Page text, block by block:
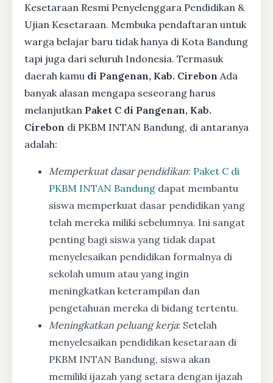
Kesetaraan Resmi Penyelenggara Pendidikan &
Ujian Kesetaraan. Membuka pendaftaran untuk
warga belajar baru tidak hanya di Kota Bandung
tapi juga dari seluruh Indonesia. Termasuk
daerah kamu di Pangenan, Kab. Cirebon Ada
banyak alasan mengapa seseorang harus
melanjutkan Paket C di Pangenan, Kab.
Cirebon di PKBM INTAN Bandung, di antaranya
adalah:
Memperkuat dasar pendidikan: Paket C di
PKBM INTAN Bandung dapat membantu
siswa memperkuat dasar pendidikan yang
telah mereka miliki sebelumnya. Ini sangat
penting bagi siswa yang tidak dapat
menyelesaikan pendidikan formalnya di
sekolah umum atau yang ingin
meningkatkan keterampilan dan
pengetahuan mereka di bidang tertentu.
Meningkatkan peluang kerja: Setelah
menyelesaikan pendidikan kesetaraan di
PKBM INTAN Bandung, siswa akan
memiliki ijazah yang setara dengan ijazah